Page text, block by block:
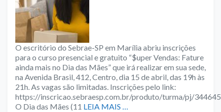
O escritório do Sebrae-SP em Marília abriu inscrições
para o curso presencial e gratuito “$uper Vendas: Fature
ainda mais no Dia das Mães” que irá realizar em sua sede,
na Avenida Brasil, 412, Centro, dia 15 de abril, das 19h às
21h. As vagas são limitadas. Inscrições pelo link:
https://inscricao.sebraesp.com.br/produto/turma/pj/
O Dia das Mães (11 LEIA MAIS …